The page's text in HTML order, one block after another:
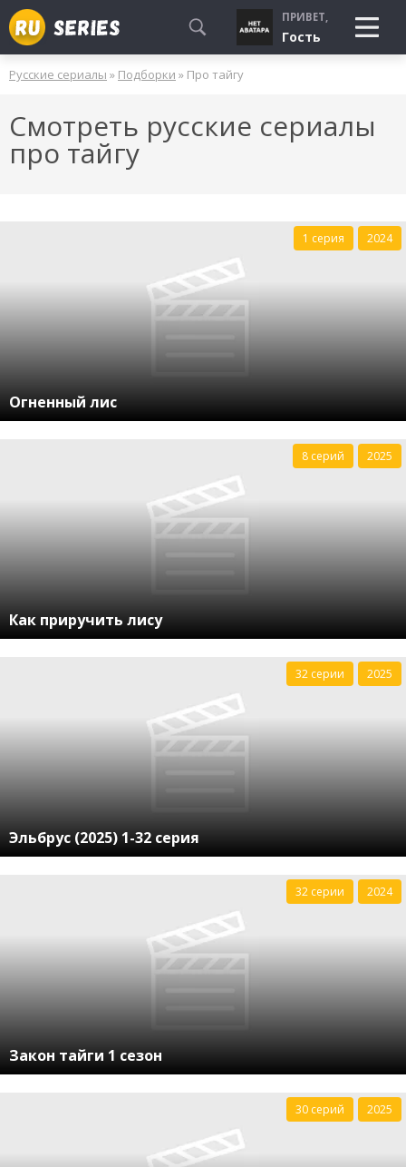
СМОТРЮ
БУДУ СМОТРЕТЬ
УЖЕ СМОТРЕЛ
ПРИВЕТ,
Гость
Русские сериалы » Подборки » Про тайгу
Смотреть русские сериалы
про тайгу
Огненный лис
1 серия 2024
Как приручить лису
8 серий 2025
Эльбрус (2025) 1-32 серия
32 серии 2025
Закон тайги 1 сезон
32 серии 2024
30 серий 2025